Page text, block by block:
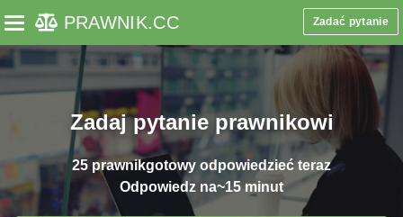
Toggle navigation
PRAWNIK.CC Zadać pytanie
Zadaj pytanie prawnikowi
25 prawnikgotowy odpowiedzieć teraz
Odpowiedz na~15 minut